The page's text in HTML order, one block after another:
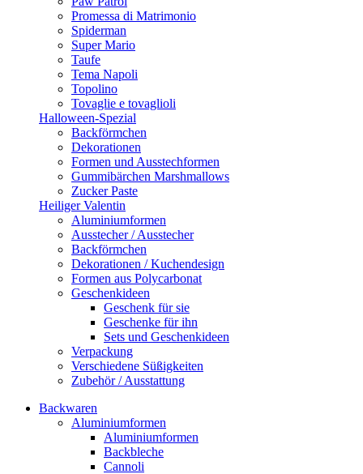
Promessa di Matrimonio
Spiderman
Super Mario
Taufe
Tema Napoli
Topolino
Tovaglie e tovaglioli
Halloween-Spezial
Backförmchen
Dekorationen
Formen und Ausstechformen
Gummibärchen Marshmallows
Zucker Paste
Heiliger Valentin
Aluminiumformen
Ausstecher / Ausstecher
Backförmchen
Dekorationen / Kuchendesign
Formen aus Polycarbonat
Geschenkideen
Geschenk für sie
Geschenke für ihn
Sets und Geschenkideen
Verpackung
Verschiedene Süßigkeiten
Zubehör / Ausstattung
Backwaren
Aluminiumformen
Aluminiumformen
Backbleche
Cannoli